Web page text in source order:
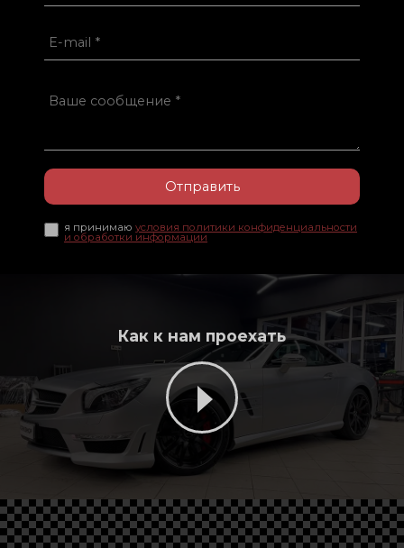
Отправить
я принимаю условия политики конфиденциальности
и обработки информации
Как к нам проехать